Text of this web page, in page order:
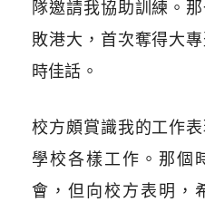
隊邀請我協助訓練。
敗港大，首次奪得大
時佳話。
校方頗賞識我的工作
學校各樣工作。那個
會，但向校方表明，